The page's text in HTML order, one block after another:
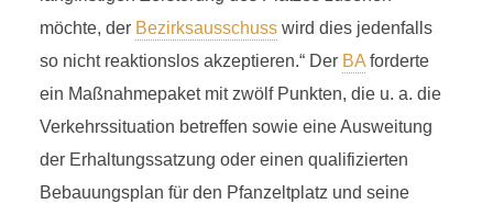
möchte, der Bezirksausschusswird dies jedenfalls
so nicht reaktionslos akzeptieren.“ Der BAforderte
ein Maßnahmepaket mit zwölf Punkten, die u. a. die
Verkehrssituation betreffen sowie eine Ausweitung
der Erhaltungssatzung oder einen qualifizierten
Bebauungsplan für den Pfanzeltplatz und seine